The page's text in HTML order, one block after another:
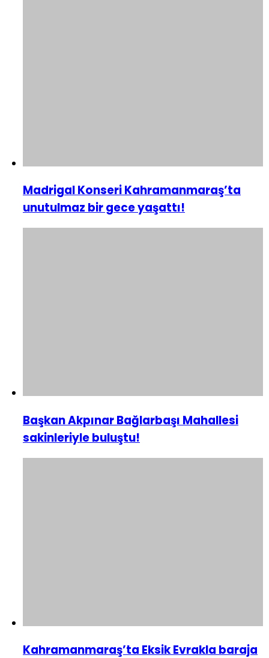
Madrigal Konseri Kahramanmaraş’ta
unutulmaz bir gece yaşattı!
Başkan Akpınar Bağlarbaşı Mahallesi
sakinleriyle buluştu!
Kahramanmaraş’ta Eksik Evrakla baraja